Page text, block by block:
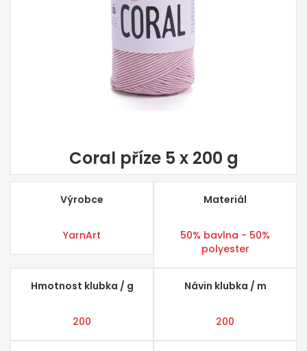
Coral příze 5 x 200 g
Výrobce
YarnArt
Materiál
50% bavlna - 50%
polyester
Hmotnost klubka / g
200
Návin klubka / m
200